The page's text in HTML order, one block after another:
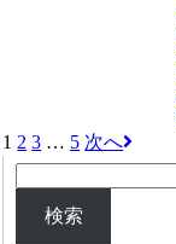
1 2 3 … 5 次へ
検索